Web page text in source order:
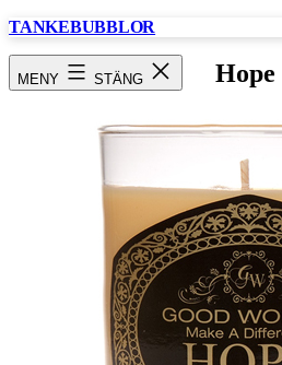
Hoppa
TANKEBUBBLOR
MENY STÄNG Hope